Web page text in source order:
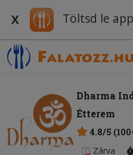
X Töltsd le
Dharma
Étterem
4.8/5
Zárva